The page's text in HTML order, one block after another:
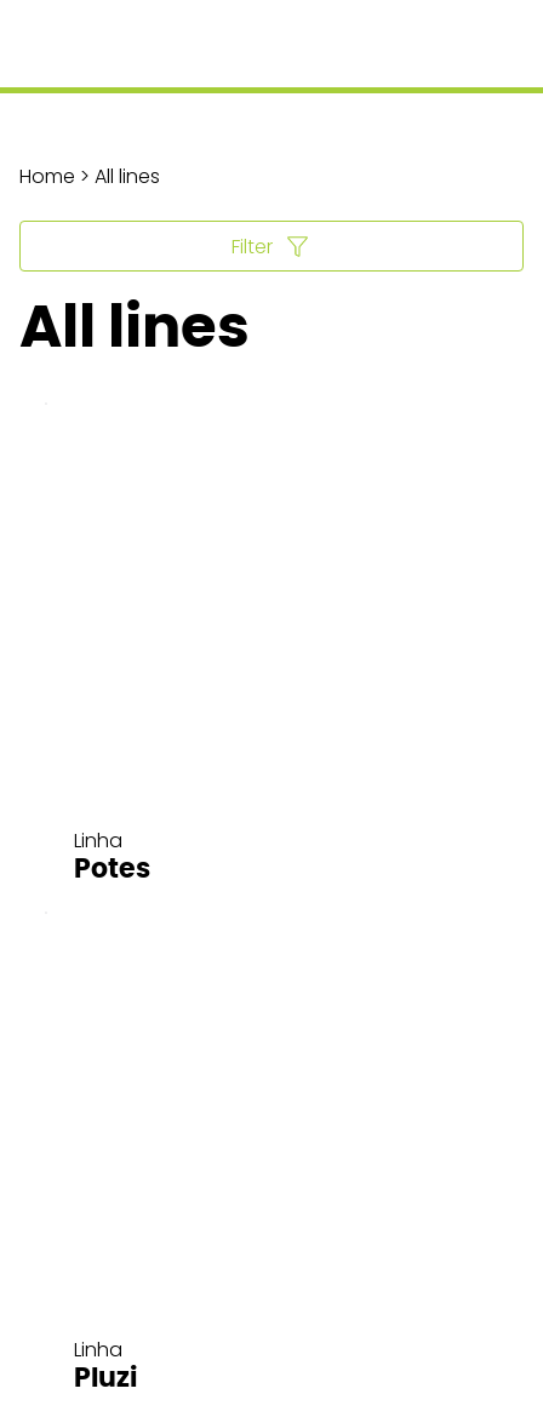
Linha
Potes
Linha
Pluzi
All lines
Home > All lines
Filter